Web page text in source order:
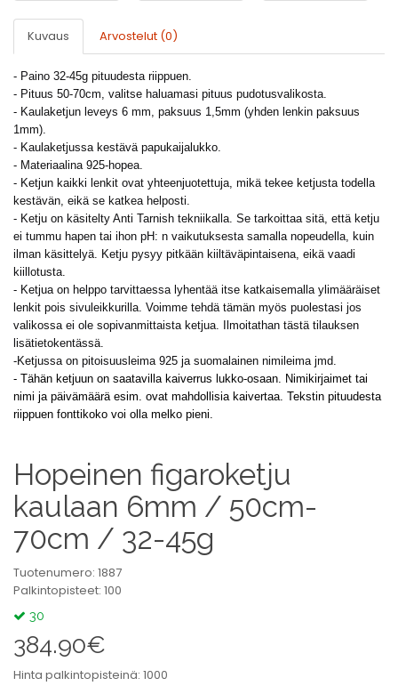
Kuvaus Arvostelut (0)
- Paino 32-45g pituudesta riippuen.
- Pituus 50-70cm, valitse haluamasi pituus pudotusvalikosta.
- Kaulaketjun leveys 6 mm, paksuus 1,5mm (yhden lenkin paksuus
1mm).
- Kaulaketjussa kestävä papukaijalukko.
- Materiaalina 925-hopea.
- Ketjun kaikki lenkit ovat yhteenjuotettuja, mikä tekee ketjusta todella
kestävän, eikä se katkea helposti.
- Ketju on käsitelty Anti Tarnish tekniikalla. Se tarkoittaa sitä, että ketju
ei tummu hapen tai ihon pH: n vaikutuksesta samalla nopeudella, kuin
ilman käsittelyä. Ketju pysyy pitkään kiiltäväpintaisena, eikä vaadi
kiillotusta.
- Ketjua on helppo tarvittaessa lyhentää itse katkaisemalla ylimääräiset
lenkit pois sivuleikkurilla. Voimme tehdä tämän myös puolestasi jos
valikossa ei ole sopivanmittaista ketjua. Ilmoitathan tästä tilauksen
lisätietokentässä.
-Ketjussa on pitoisuusleima 925 ja suomalainen nimileima jmd.
- Tähän ketjuun on saatavilla kaiverrus lukko-osaan. Nimikirjaimet tai
nimi ja päivämäärä esim. ovat mahdollisia kaivertaa. Tekstin pituudesta
riippuen fonttikoko voi olla melko pieni.
Hopeinen figaroketju
kaulaan 6mm / 50cm-
70cm / 32-45g
Tuotenumero: 1887
Palkintopisteet: 100
30
384.90€
Hinta palkintopisteinä: 1000